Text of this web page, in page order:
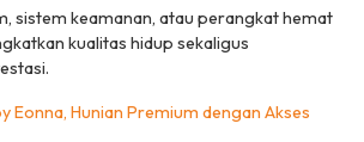
sistem keamanan, atau perangkat hemat
kualitas hidup sekaligus
Eonna, Hunian Premium dengan Akses